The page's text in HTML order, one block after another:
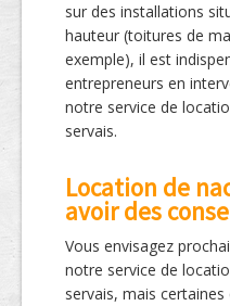
sur des installations
hauteur (toitures de
exemple), il est
entrepreneurs en
notre service de
servais.
Location de
avoir des
Vous envisagez
notre service de
servais, mais